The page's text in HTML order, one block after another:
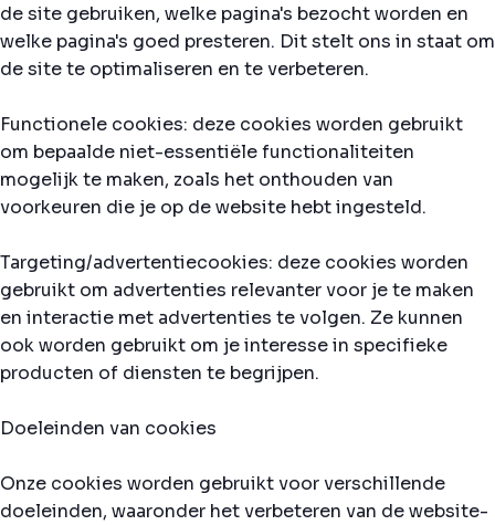
de site gebruiken, welke pagina's bezocht worden en
welke pagina's goed presteren. Dit stelt ons in staat om
de site te optimaliseren en te verbeteren.
Functionele cookies: deze cookies worden gebruikt
om bepaalde niet-essentiële functionaliteiten
mogelijk te maken, zoals het onthouden van
voorkeuren die je op de website hebt ingesteld.
Targeting/advertentiecookies: deze cookies worden
gebruikt om advertenties relevanter voor je te maken
en interactie met advertenties te volgen. Ze kunnen
ook worden gebruikt om je interesse in specifieke
producten of diensten te begrijpen.
Doeleinden van cookies
Onze cookies worden gebruikt voor verschillende
doeleinden, waaronder het verbeteren van de website-